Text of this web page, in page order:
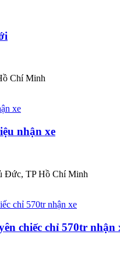
Chí Minh
nhận xe
Đức, TP Hồ Chí Minh
chiếc chỉ 570tr nhận